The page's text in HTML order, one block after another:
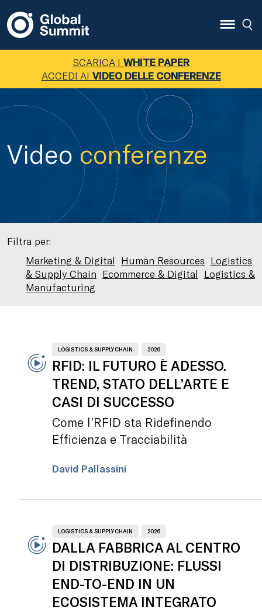
SCARICA I WHITE PAPER
ACCEDI AI VIDEO DELLE CONFERENZE
Videoconferenze
Filtra per:
Marketing & Digital
Human Resources Logistics
& Supply Chain Ecommerce & Digital
Logistics &
Manufacturing
LOGISTICS & SUPPLY CHAIN 2026
RFID: IL FUTURO È ADESSO.
TREND, STATO DELL’ARTE E
CASI DI SUCCESSO
Come l’RFID sta Ridefinendo
Efficienza e Tracciabilità
David Pallassini
LOGISTICS & SUPPLY CHAIN 2026
DALLA FABBRICA AL CENTRO
DI DISTRIBUZIONE: FLUSSI
END-TO-END IN UN
ECOSISTEMA INTEGRATO